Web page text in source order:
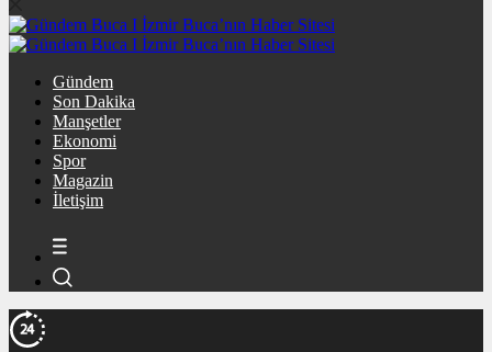
Gündem
Son Dakika
Manşetler
Ekonomi
Spor
Magazin
İletişim